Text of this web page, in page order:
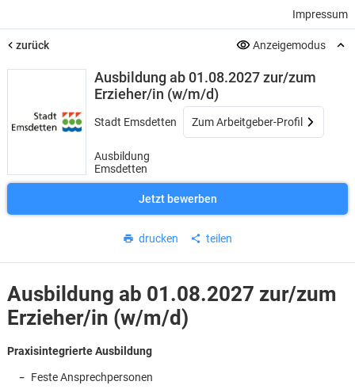
Impressum
zurück Anzeigemodus
Ausbildung ab 01.08.2027 zur/zum
Erzieher/in (w/m/d)
Stadt Emsdetten Zum Arbeitgeber-Profil
Ausbildung
Emsdetten
Jetzt bewerben
drucken teilen
Ausbildung ab 01.08.2027 zur/zum
Erzieher/in (w/m/d)
Praxisintegrierte Ausbildung
Feste Ansprechpersonen